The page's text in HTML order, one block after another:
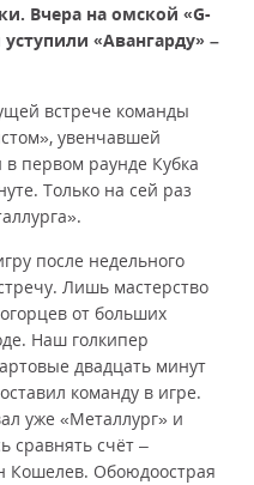
Вчера на омской «G-
«Авангарду» –
встрече команды
увенчавшей
в первом раунде Кубка
Только на сей раз
после недельного
Лишь мастерство
от больших
Наш голкипер
двадцать минут
команду в игре.
уже «Металлург» и
сравнять счёт –
Кошелев. Обоюдоострая